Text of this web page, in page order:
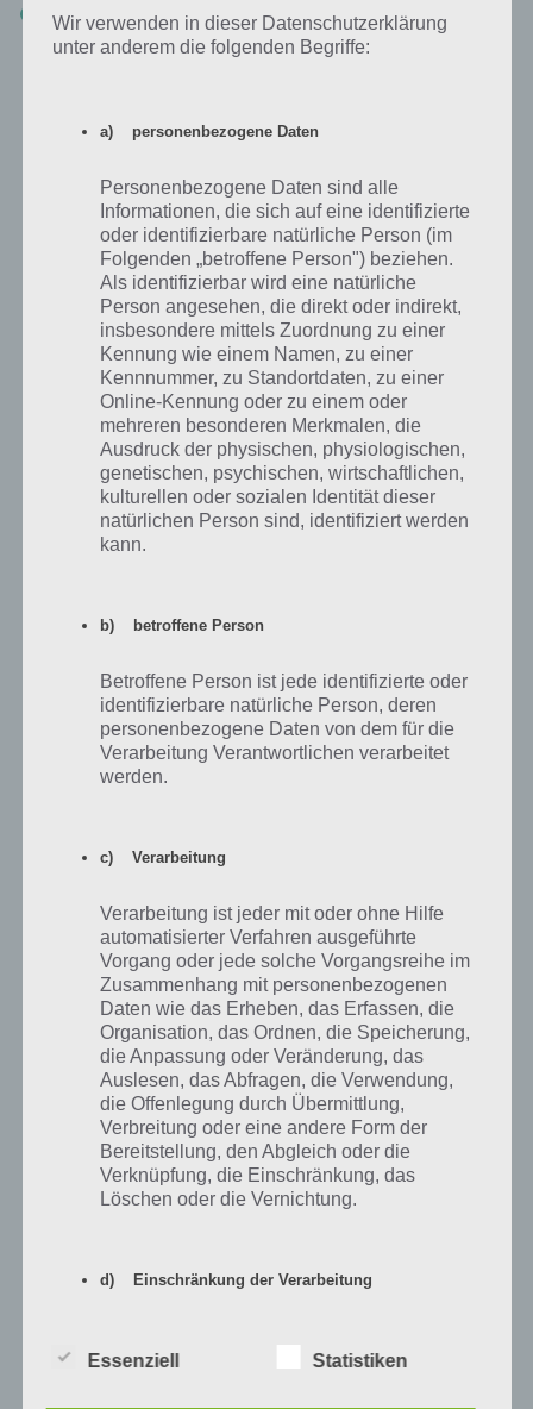
Springfielder Raub planen lassen (2 Raubgut)
Auch dieses mal könnt ihr wieder Gegenstände in Preise eintauschen
Bonus-Zone, wo ihr diese aufstellen könnt. So gibt ein Reihenhaus
bspw. 2,1 Prozent Bonus-Gemäldebilder, wenn du es in der Zone
Im Unterschied zu vorigen Events werden alle Gegenstände, die für
diesen Akt gelten, sofort freigeschaltet. Du musst Plunderer Pete’s
nicht immer erst im Level aufsteigen. Als Preis gibt es hier auch eine
Gratis-Landmarke.
Raub-Szenen: Objekte freischalten und
Filmsequenz ansehen
Die Raub-Szenen von der Idee her erinnern stark an dasWilder
Westen Event, denn auch damals konnte man Gegenstände
freischalten, welche dazu führen, dass man eine Filmsequenz
ansehen kann.
Wir verwenden in dieser Datenschutzerklärung
unter anderem die folgenden Begriffe:
a) personenbezogene Daten
Personenbezogene Daten sind alle
Informationen, die sich auf eine identifizierte
oder identifizierbare natürliche Person (im
Folgenden „betroffene Person") beziehen.
Als identifizierbar wird eine natürliche
Person angesehen, die direkt oder indirekt,
insbesondere mittels Zuordnung zu einer
Kennung wie einem Namen, zu einer
Kennnummer, zu Standortdaten, zu einer
Online-Kennung oder zu einem oder
mehreren besonderen Merkmalen, die
Ausdruck der physischen, physiologischen,
genetischen, psychischen, wirtschaftlichen,
kulturellen oder sozialen Identität dieser
natürlichen Person sind, identifiziert werden
kann.
b) betroffene Person
Betroffene Person ist jede identifizierte oder
identifizierbare natürliche Person, deren
personenbezogene Daten von dem für die
Verarbeitung Verantwortlichen verarbeitet
werden.
c) Verarbeitung
Verarbeitung ist jeder mit oder ohne Hilfe
automatisierter Verfahren ausgeführte
Vorgang oder jede solche Vorgangsreihe im
Zusammenhang mit personenbezogenen
Daten wie das Erheben, das Erfassen, die
Organisation, das Ordnen, die Speicherung,
die Anpassung oder Veränderung, das
Auslesen, das Abfragen, die Verwendung,
die Offenlegung durch Übermittlung,
Verbreitung oder eine andere Form der
Bereitstellung, den Abgleich oder die
Verknüpfung, die Einschränkung, das
Löschen oder die Vernichtung.
d) Einschränkung der Verarbeitung
Markierung gespeicherter
Essenziell Statistiken